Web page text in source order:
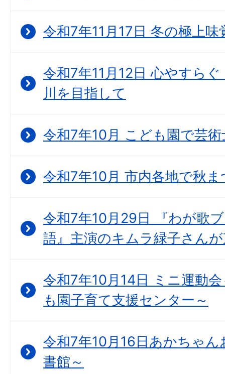
令和7年11月17日 冬の極上
令和7年11月12日 心やすら
川を目指して
令和7年10月 こども園で芸
令和7年10月 市内各地で秋
令和7年10月29日 『わが歌
語』主演のキムラ緑子さん
令和7年10月14日 ミニ運動
も園子育て支援センター～
令和7年10月16日あかちゃ
書館～